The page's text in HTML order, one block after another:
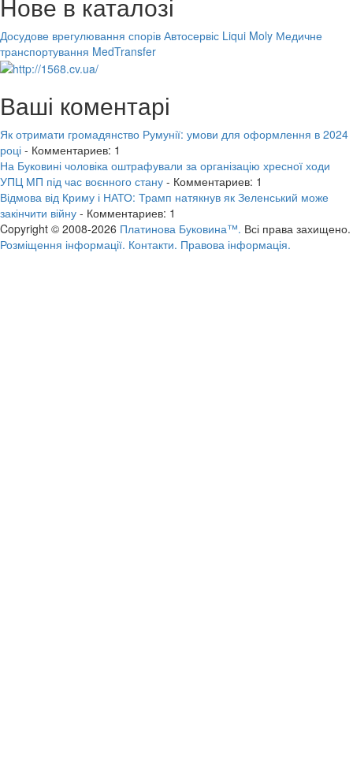
Досудове врегулювання спорів Автосервіс Liqui Moly Медичне
транспортування MedTransfer
Ваші коментарі
Як отримати громадянство Румунії: умови для оформлення в 2024
році - Комментариев: 1
На Буковині чоловіка оштрафували за організацію хресної ходи
УПЦ МП під час воєнного стану - Комментариев: 1
Відмова від Криму і НАТО: Трамп натякнув як Зеленський може
закінчити війну - Комментариев: 1
Copyright © 2008-2026 Платинова Буковина™. Всі права захищено.
Розміщення інформації. Контакти. Правова інформація.